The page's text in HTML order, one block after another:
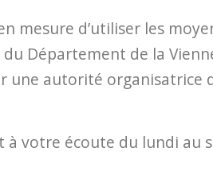
mesure d’utiliser les
Département de la
une autorité organisatrice
à votre écoute du lundi au